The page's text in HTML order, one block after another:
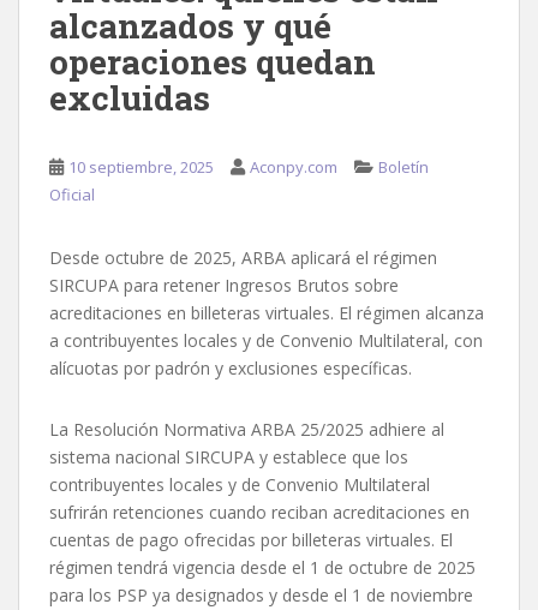
alcanzados y qué
operaciones quedan
excluidas
10 septiembre, 2025 Aconpy.com
Boletín
Oficial
Desde octubre de 2025, ARBA aplicará el régimen
SIRCUPA para retener Ingresos Brutos sobre
acreditaciones en billeteras virtuales. El régimen alcanza
a contribuyentes locales y de Convenio Multilateral, con
alícuotas por padrón y exclusiones específicas.
La Resolución Normativa ARBA 25/2025 adhiere al
sistema nacional SIRCUPA y establece que los
contribuyentes locales y de Convenio Multilateral
sufrirán retenciones cuando reciban acreditaciones en
cuentas de pago ofrecidas por billeteras virtuales. El
régimen tendrá vigencia desde el 1 de octubre de 2025
para los PSP ya designados y desde el 1 de noviembre